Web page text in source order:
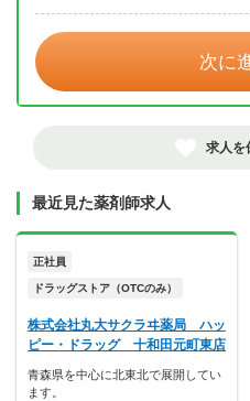
次に
求人を
最近見た薬剤師求人
正社員
ドラッグストア（OTCのみ）
株式会社丸大サクラヰ薬局 ハッ
ピー・ドラッグ 十和田元町東店
青森県を中心に北東北で展開してい
ます。